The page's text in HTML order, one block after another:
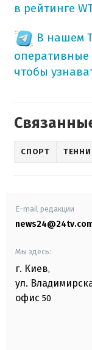
в рейтинге
В нашем
оперативные
чтобы
СПОРТ
E-mail редакции
Мы здесь:
г. Киев,
ул.
офис 50